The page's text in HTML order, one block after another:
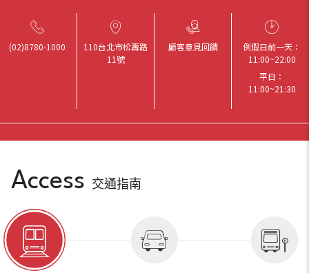
(02)8780-1000
110台北市松壽路
11號
顧客意見回饋
例假日前一天：
11:00~22:00
平日：
11:00~21:30
Access 交通指南